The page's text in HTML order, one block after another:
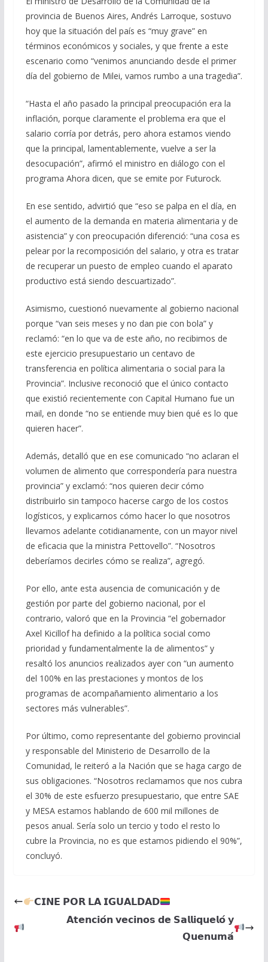
provincia de Buenos Aires, Andrés Larroque, sostuvo
hoy que la situación del país es “muy grave” en
términos económicos y sociales, y que frente a este
escenario como “venimos anunciando desde el primer
día del gobierno de Milei, vamos rumbo a una tragedia”.
“Hasta el año pasado la principal preocupación era la
inflación, porque claramente el problema era que el
salario corría por detrás, pero ahora estamos viendo
que la principal, lamentablemente, vuelve a ser la
desocupación”, afirmó el ministro en diálogo con el
programa Ahora dicen, que se emite por Futurock.
En ese sentido, advirtió que “eso se palpa en el día, en
el aumento de la demanda en materia alimentaria y de
asistencia” y con preocupación diferenció: “una cosa es
pelear por la recomposición del salario, y otra es tratar
de recuperar un puesto de empleo cuando el aparato
productivo está siendo descuartizado”.
Asimismo, cuestionó nuevamente al gobierno nacional
porque “van seis meses y no dan pie con bola” y
reclamó: “en lo que va de este año, no recibimos de
este ejercicio presupuestario un centavo de
transferencia en política alimentaria o social para la
Provincia”. Inclusive reconoció que el único contacto
que existió recientemente con Capital Humano fue un
mail, en donde “no se entiende muy bien qué es lo que
quieren hacer”.
Además, detalló que en ese comunicado “no aclaran el
volumen de alimento que correspondería para nuestra
provincia” y exclamó: “nos quieren decir cómo
distribuirlo sin tampoco hacerse cargo de los costos
logísticos, y explicarnos cómo hacer lo que nosotros
llevamos adelante cotidianamente, con un mayor nivel
de eficacia que la ministra Pettovello”. “Nosotros
deberíamos decirles cómo se realiza”, agregó.
Por ello, ante esta ausencia de comunicación y de
gestión por parte del gobierno nacional, por el
contrario, valoró que en la Provincia “el gobernador
Axel Kicillof ha definido a la política social como
prioridad y fundamentalmente la de alimentos” y
resaltó los anuncios realizados ayer con “un aumento
del 100% en las prestaciones y montos de los
programas de acompañamiento alimentario a los
sectores más vulnerables”.
Por último, como representante del gobierno provincial
y responsable del Ministerio de Desarrollo de la
Comunidad, le reiteró a la Nación que se haga cargo de
sus obligaciones. “Nosotros reclamamos que nos cubra
el 30% de este esfuerzo presupuestario, que entre SAE
y MESA estamos hablando de 600 mil millones de
pesos anual. Sería solo un tercio y todo el resto lo
cubre la Provincia, no es que estamos pidiendo el 90%”,
concluyó.
𝗖𝗜𝗡𝗘 𝗣𝗢𝗥 𝗟𝗔 𝗜𝗚𝗨𝗔𝗟𝗗𝗔𝗗
𝗔𝘁𝗲𝗻𝗰𝗶𝗼́𝗻 𝘃𝗲𝗰𝗶𝗻𝗼𝘀 𝗱𝗲 𝗦𝗮𝗹𝗹𝗶𝗾𝘂𝗲𝗹𝗼́ 𝘆
𝗤𝘂𝗲𝗻𝘂𝗺𝗮́